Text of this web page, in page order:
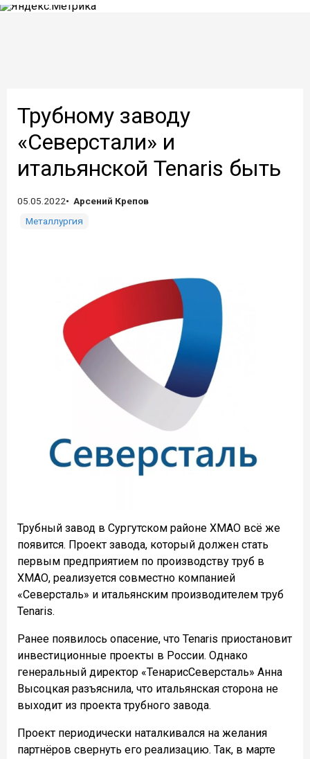
Трубному заводу
«Северстали» и
итальянской Tenaris быть
05.05.2022
Арсений Крепов
Металлургия
Трубный завод в Сургутском районе ХМАО всё же
появится. Проект завода, который должен стать
первым предприятием по производству труб в
ХМАО, реализуется совместно компанией
«Северсталь» и итальянским производителем труб
Tenaris.
Ранее появилось опасение, что Tenaris приостановит
инвестиционные проекты в России. Однако
генеральный директор «ТенарисСеверсталь» Анна
Высоцкая разъяснила, что итальянская сторона не
выходит из проекта трубного завода.
Проект периодически наталкивался на желания
партнёров свернуть его реализацию. Так, в марте